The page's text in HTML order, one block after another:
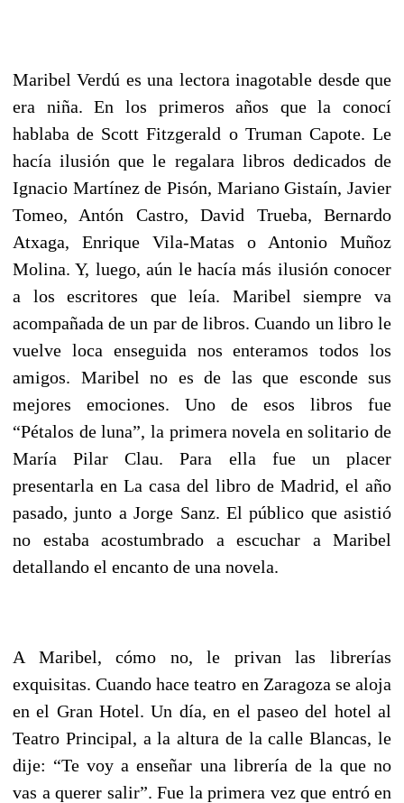
Maribel Verdú es una lectora inagotable desde que
era niña. En los primeros años que la conocí
hablaba de Scott Fitzgerald o Truman Capote. Le
hacía ilusión que le regalara libros dedicados de
Ignacio Martínez de Pisón, Mariano Gistaín, Javier
Tomeo, Antón Castro, David Trueba, Bernardo
Atxaga, Enrique Vila-Matas o Antonio Muñoz
Molina. Y, luego, aún le hacía más ilusión conocer
a los escritores que leía. Maribel siempre va
acompañada de un par de libros. Cuando un libro le
vuelve loca enseguida nos enteramos todos los
amigos. Maribel no es de las que esconde sus
mejores emociones. Uno de esos libros fue
“Pétalos de luna”, la primera novela en solitario de
María Pilar Clau. Para ella fue un placer
presentarla en La casa del libro de Madrid, el año
pasado, junto a Jorge Sanz. El público que asistió
no estaba acostumbrado a escuchar a Maribel
detallando el encanto de una novela.
A Maribel, cómo no, le privan las librerías
exquisitas. Cuando hace teatro en Zaragoza se aloja
en el Gran Hotel. Un día, en el paseo del hotel al
Teatro Principal, a la altura de la calle Blancas, le
dije: “Te voy a enseñar una librería de la que no
vas a querer salir”. Fue la primera vez que entró en